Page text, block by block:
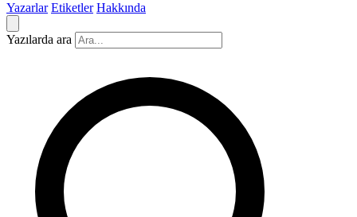
Yazarlar Etiketler Hakkında
Yazılarda ara